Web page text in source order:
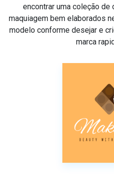
encontrar uma coleção
maquiagem bem elaborados
modelo conforme desejar e
marca